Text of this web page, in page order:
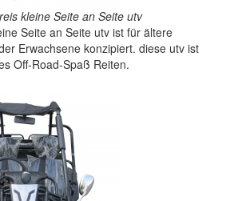
kleine Seite an Seite utv
Seite an Seite utv ist für ältere
Erwachsene konzipiert. diese utv ist
Off-Road-Spaß Reiten.